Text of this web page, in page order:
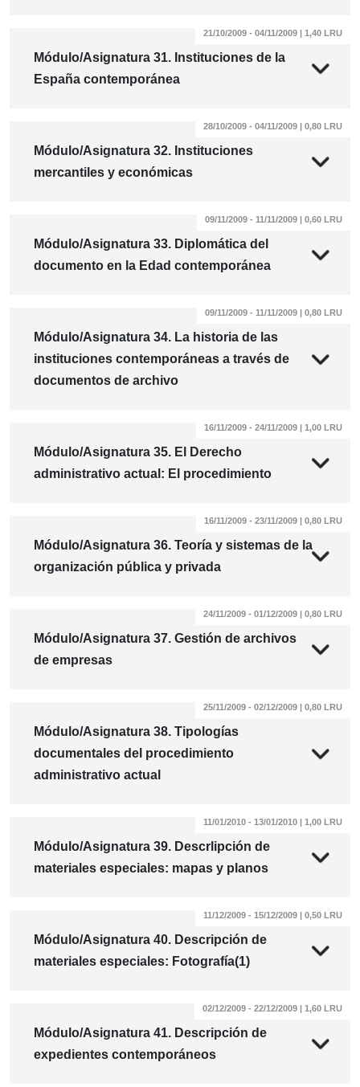
Módulo/Asignatura 31. Instituciones de la
España contemporánea
21/10/2009 - 04/11/2009 | 1,40 LRU
Módulo/Asignatura 32. Instituciones
mercantiles y económicas
28/10/2009 - 04/11/2009 | 0,80 LRU
Módulo/Asignatura 33. Diplomática del
documento en la Edad contemporánea
09/11/2009 - 11/11/2009 | 0,60 LRU
Módulo/Asignatura 34. La historia de las
instituciones contemporáneas a través de
documentos de archivo
09/11/2009 - 11/11/2009 | 0,80 LRU
Módulo/Asignatura 35. El Derecho
administrativo actual: El procedimiento
16/11/2009 - 24/11/2009 | 1,00 LRU
Módulo/Asignatura 36. Teoría y sistemas de la
organización pública y privada
16/11/2009 - 23/11/2009 | 0,80 LRU
Módulo/Asignatura 37. Gestión de archivos
de empresas
24/11/2009 - 01/12/2009 | 0,80 LRU
Módulo/Asignatura 38. Tipologías
documentales del procedimiento
administrativo actual
25/11/2009 - 02/12/2009 | 0,80 LRU
Módulo/Asignatura 39. Descrlipción de
materiales especiales: mapas y planos
11/01/2010 - 13/01/2010 | 1,00 LRU
Módulo/Asignatura 40. Descripción de
materiales especiales: Fotografía(1)
11/12/2009 - 15/12/2009 | 0,50 LRU
Módulo/Asignatura 41. Descripción de
expedientes contemporáneos
02/12/2009 - 22/12/2009 | 1,60 LRU